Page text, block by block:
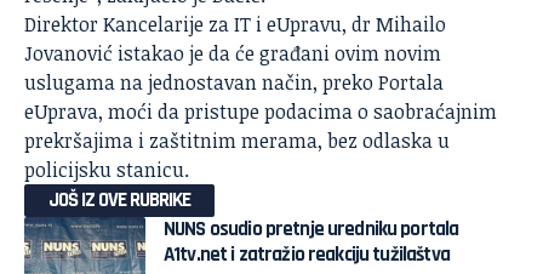
Direktor Kancelarije za IT ieUpravu, dr Mihailo
Jovanović istakao je da će građani ovim novim
uslugama na jednostavan način, preko Portala
eUprava, moći da pristupe podacima o saobraćajnim
prekršajima i zaštitnim merama, bez odlaska u
policijsku stanicu.
JOŠ IZ OVE RUBRIKE
NUNS osudio pretnje uredniku portala
A1tv.net i zatražio reakciju tužilaštva